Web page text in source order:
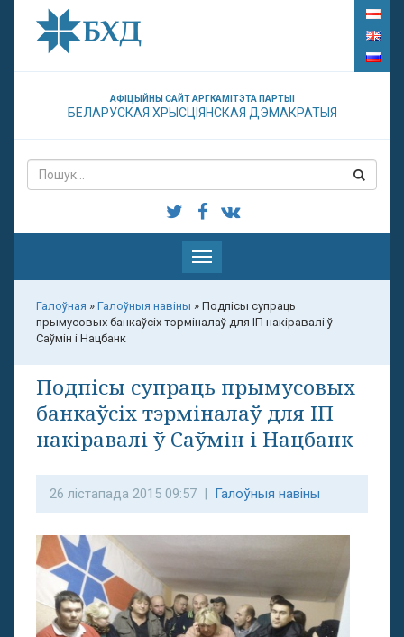
АФІЦЫЙНЫ САЙТ АРГКАМІТЭТА ПАРТЫІ
БЕЛАРУСКАЯ ХРЫСЦІЯНСКАЯ ДЭМАКРАТЫЯ
Паказаць
меню
Галоўная » Галоўныя навіны » Подпісы супраць
прымусовых банкаўсіх тэрміналаў для ІП накіравалі ў
Саўмін і Нацбанк
Подпісы супраць прымусовых
банкаўсіх тэрміналаў для ІП
накіравалі ў Саўмін і Нацбанк
26 лістапада 2015 09:57 | Галоўныя навіны